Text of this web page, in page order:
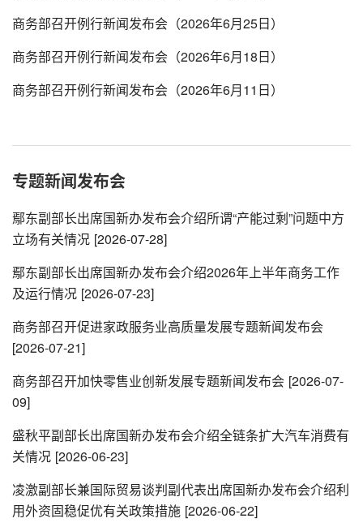
商务部召开例行新闻发布会（2026年6月25日）
商务部召开例行新闻发布会（2026年6月18日）
商务部召开例行新闻发布会（2026年6月11日）
专题新闻发布会
鄢东副部长出席国新办发布会介绍所谓“产能过剩”问题中方
立场有关情况 [2026-07-28]
鄢东副部长出席国新办发布会介绍2026年上半年商务工作
及运行情况 [2026-07-23]
商务部召开促进家政服务业高质量发展专题新闻发布会
[2026-07-21]
商务部召开加快零售业创新发展专题新闻发布会 [2026-07-
09]
盛秋平副部长出席国新办发布会介绍全链条扩大汽车消费有
关情况 [2026-06-23]
凌激副部长兼国际贸易谈判副代表出席国新办发布会介绍利
用外资固稳促优有关政策措施 [2026-06-22]